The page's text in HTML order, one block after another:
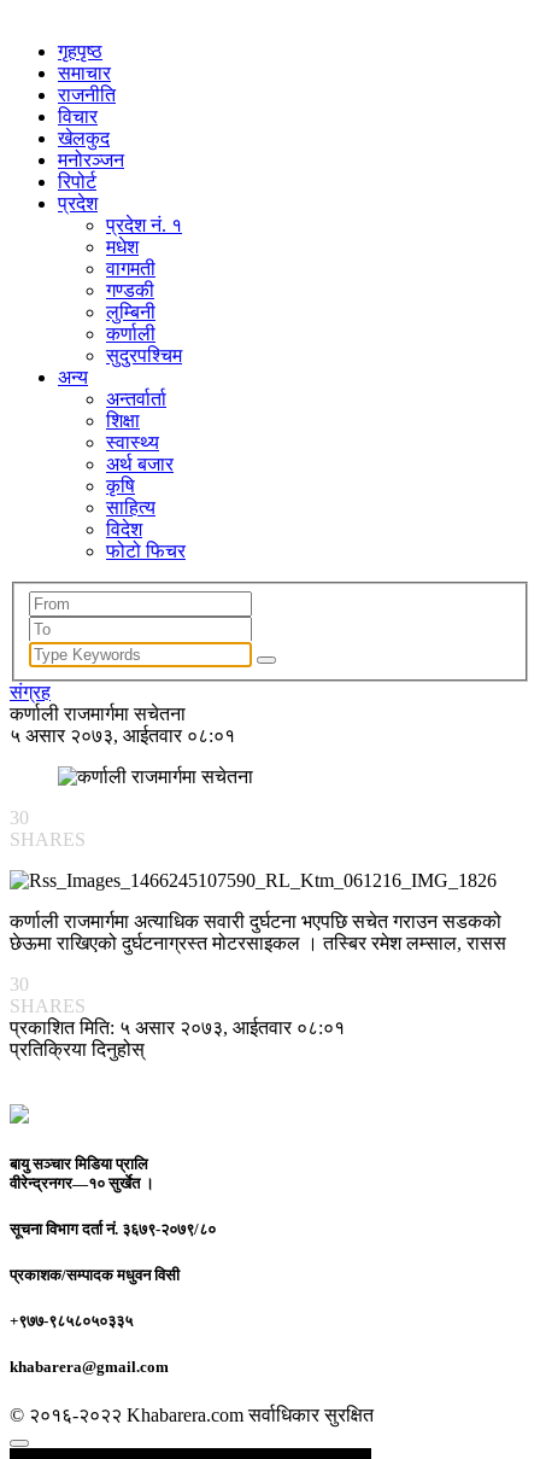
गृहपृष्ठ
समाचार
राजनीति
विचार
खेलकुद
मनोरञ्जन
रिपोर्ट
प्रदेश
प्रदेश नं. १
मधेश
वागमती
गण्डकी
लुम्बिनी
कर्णाली
सुदुरपश्चिम
अन्य
अन्तर्वार्ता
शिक्षा
स्वास्थ्य
अर्थ बजार
कृषि
साहित्य
विदेश
फोटो फिचर
संग्रह
कर्णाली राजमार्गमा सचेतना
५ असार २०७३, आईतवार ०८:०१
30
SHARES
कर्णाली राजमार्गमा अत्याधिक सवारी दुर्घटना भएपछि सचेत गराउन सडकको
छेऊमा राखिएको दुर्घटनाग्रस्त मोटरसाइकल । तस्बिर रमेश लम्साल, रासस
30
SHARES
प्रकाशित मिति: ५ असार २०७३, आईतवार ०८:०१
प्रतिक्रिया दिनुहोस्
बायु सञ्चार मिडिया प्रालि
वीरेन्द्रनगर—१० सुर्खेत ।
सूचना विभाग दर्ता नं. ३६७९-२०७९/८०
प्रकाशक/सम्पादकमधुवन विसी
+९७७-९८५८०५०३३५
khabarera@gmail.com
© २०१६-२०२२ Khabarera.com सर्वाधिकार सुरक्षित